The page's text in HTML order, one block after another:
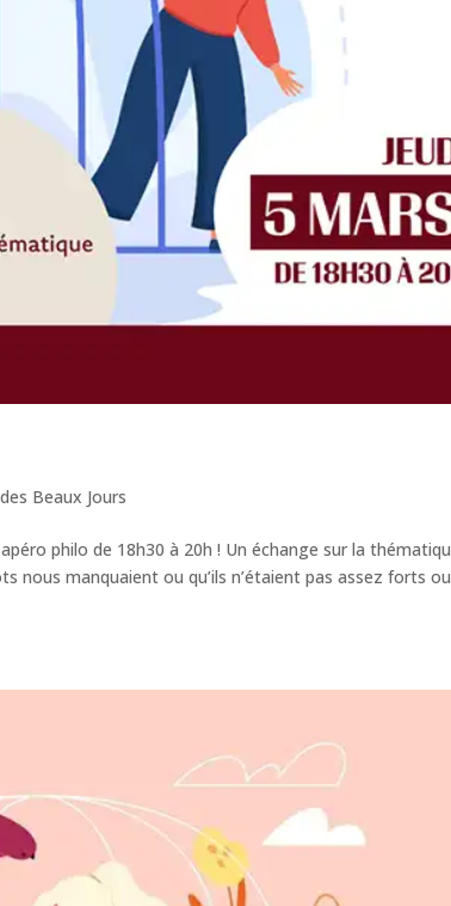
Beaux Jours
philo de 18h30 à 20h ! Un échange sur la
nous manquaient ou qu’ils n’étaient pas assez forts ou